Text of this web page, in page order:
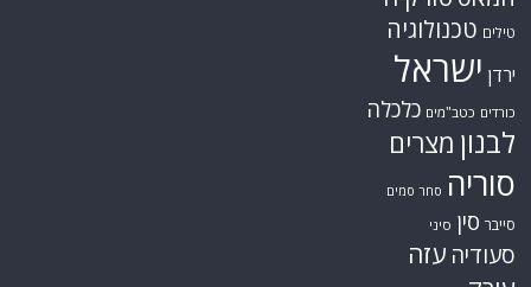
טילים טכנולוגיה
ירדן ישראל
כורדים כטב"מים כלכלה
לבנון מצרים
סוריה סחר סמים
סייבר סין סיני
סעודיה עזה